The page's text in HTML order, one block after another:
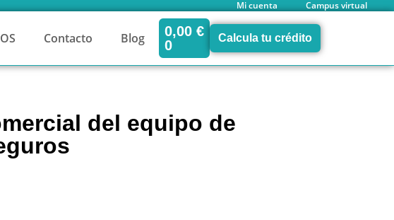
Mi cuenta Campus virtual
Contacto Blog 0,00 €
0
Calcula tu crédito
del equipo de